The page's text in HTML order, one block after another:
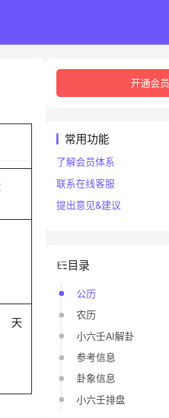
天
开通会员
常用功能
了解会员体系
联系在线客服
提出意见&建议
目录
公历
农历
小六壬AI解卦
参考信息
卦象信息
小六壬排盘